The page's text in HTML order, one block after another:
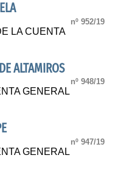
nº 952/19
LA CUENTA
ALTAMIROS
nº 948/19
GENERAL
nº 947/19
GENERAL